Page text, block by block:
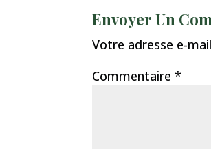
Envoyer Un
Votre adresse e-
Commentaire*